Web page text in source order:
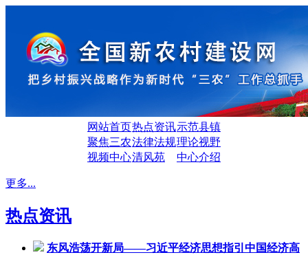
网站首页热点资讯示范县镇
聚焦三农法律法规理论视野
视频中心清风苑 中心介绍
更多...
热点资讯
东风浩荡开新局——习近平经济思想指引中国经济高